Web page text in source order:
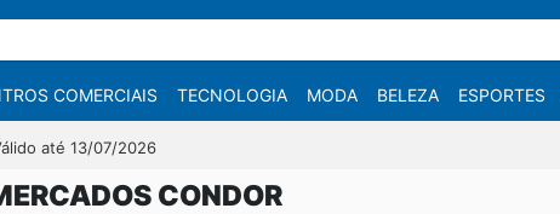
COMERCIAIS TECNOLOGIA MODA BELEZA ESPORTES
até 13/07/2026
CONDOR